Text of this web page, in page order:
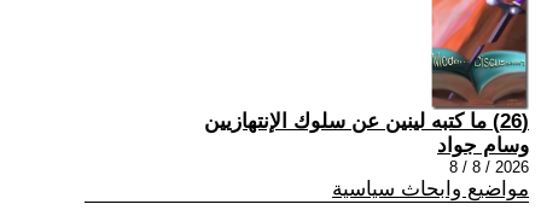
(26) ما كتبه لينين عن سلوك الإنتهازيين
وسام جواد
2026 / 8 / 8
مواضيع وابحاث سياسية